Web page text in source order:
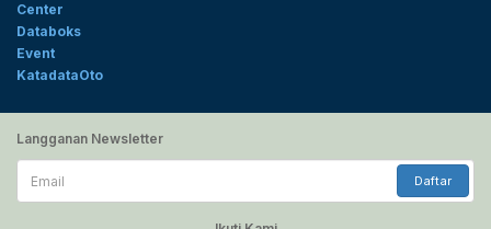
Center
Databoks
Event
KatadataOto
Langganan Newsletter
Email
Daftar